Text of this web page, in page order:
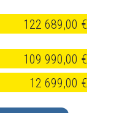
122 689,00 €
109 990,00 €
12 699,00 €